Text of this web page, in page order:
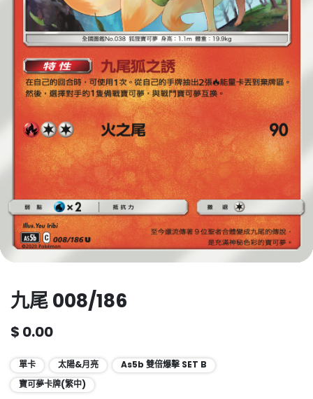
九尾 008/186
$ 0.00
單卡 太陽&月亮
As5b 雙倍爆擊 SET B
寶可夢卡牌(繁中)